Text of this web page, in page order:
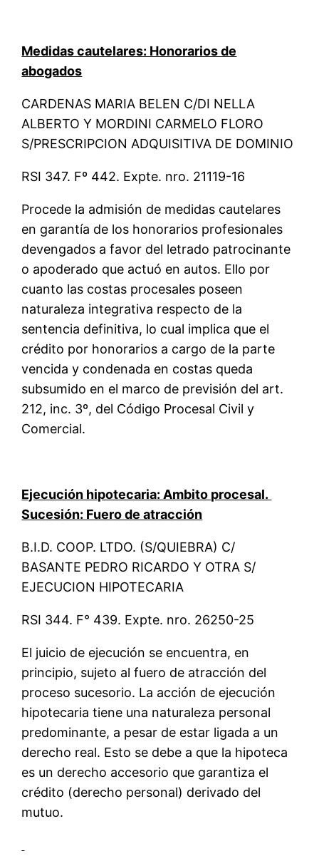
Medidas cautelares: Honorarios de
abogados
CARDENAS MARIA BELEN C/DI NELLA
ALBERTO Y MORDINI CARMELO FLORO
S/PRESCRIPCION ADQUISITIVA DE DOMINIO
RSI 347. Fº 442. Expte. nro. 21119-16
Procede la admisión de medidas cautelares
en garantía de los honorarios profesionales
devengados a favor del letrado patrocinante
o apoderado que actuó en autos. Ello por
cuanto las costas procesales poseen
naturaleza integrativa respecto de la
sentencia definitiva, lo cual implica que el
crédito por honorarios a cargo de la parte
vencida y condenada en costas queda
subsumido en el marco de previsión del art.
212, inc. 3º, del Código Procesal Civil y
Comercial.
Ejecución hipotecaria: Ambito procesal.
Sucesión: Fuero de atracción
B.I.D. COOP. LTDO. (S/QUIEBRA) C/
BASANTE PEDRO RICARDO Y OTRA S/
EJECUCION HIPOTECARIA
RSI 344. F° 439. Expte. nro. 26250-25
El juicio de ejecución se encuentra, en
principio, sujeto al fuero de atracción del
proceso sucesorio. La acción de ejecución
hipotecaria tiene una naturaleza personal
predominante, a pesar de estar ligada a un
derecho real. Esto se debe a que la hipoteca
es un derecho accesorio que garantiza el
crédito (derecho personal) derivado del
mutuo.